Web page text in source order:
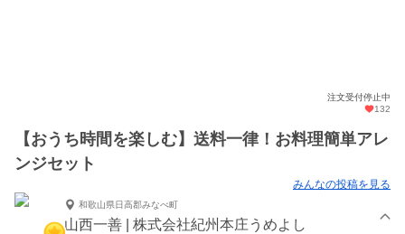
注文受付停止中
132
【おうち時間を楽しむ】送料一律！お料理簡単アレ
ンジセット
みんなの投稿を見る
和歌山県日高郡みなべ町
山西一善 | 株式会社紀州本庄うめよし